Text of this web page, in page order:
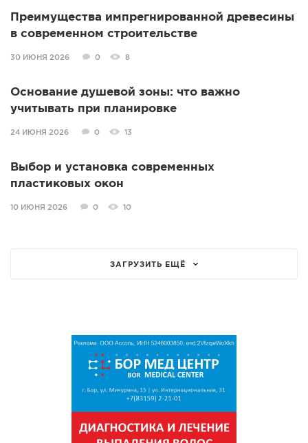
Преимущества импрегнированной древесины
в современном строительстве
30 ИЮНЯ 2026 0 8
Основание душевой зоны: что важно
учитывать при планировке
24 ИЮНЯ 2026 0 13
Выбор и установка современных
пластиковых окон
10 ИЮНЯ 2026 0 10
ЗАГРУЗИТЬ ЕЩЁ